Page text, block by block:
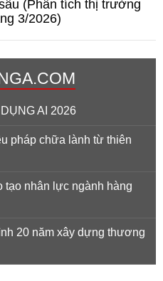
(Phân tích thị trường
3/2026)
AI 2026
pháp chữa lành từ thiên
tạo nhân lực ngành hàng
20 năm xây dựng thương